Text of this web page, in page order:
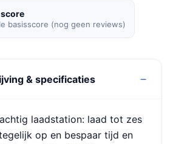
basisscore (nog geen reviews)
& specificaties
laadstation: laad tot zes
op en bespaar tijd en